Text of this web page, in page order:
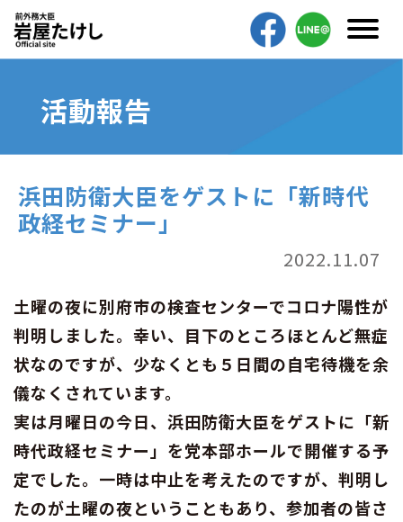
活動報告
浜田防衛大臣をゲストに「新時代
政経セミナー」
2022.11.07
土曜の夜に別府市の検査センターでコロナ陽性が
判明しました。幸い、目下のところほとんど無症
状なのですが、少なくとも５日間の自宅待機を余
儀なくされています。
実は月曜日の今日、浜田防衛大臣をゲストに「新
時代政経セミナー」を党本部ホールで開催する予
定でした。一時は中止を考えたのですが、判明し
たのが土曜の夜ということもあり、参加者の皆さ